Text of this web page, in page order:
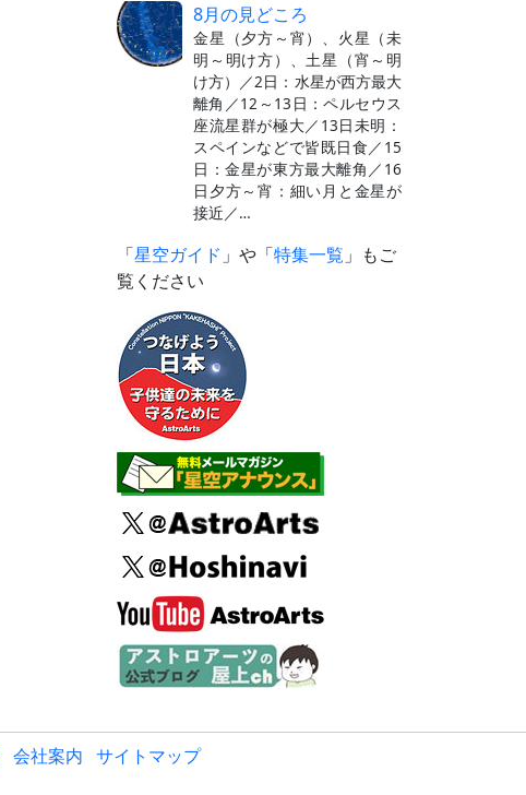
8月の見どころ
金星（夕方～宵）、火星（未
明～明け方）、土星（宵～明
け方）／2日：水星が西方最大
離角／12～13日：ペルセウス
座流星群が極大／13日未明：
スペインなどで皆既日食／15
日：金星が東方最大離角／16
日夕方～宵：細い月と金星が
接近／…
「星空ガイド 」や「特集一覧 」もご
覧ください
会社案内 サイトマップ